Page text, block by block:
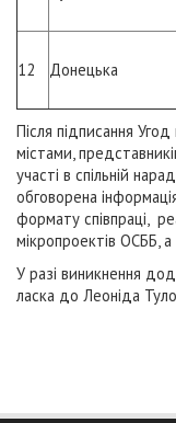
12 Донецька
Після підписання
містами,
участі в спільній
обговорена
формату співпраці,
мікропроектів ОСББ,
У разі виникнення
ласка до Леоніда